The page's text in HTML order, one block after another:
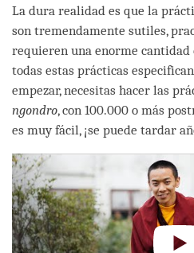
La dura realidad es que la
son tremendamente sutiles,
requieren una enorme cantidad
todas estas prácticas
empezar, necesitas hacer las
ngondro, con 100.000 o más
es muy fácil, ¡se puede tardar